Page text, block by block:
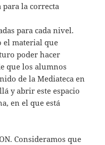
la correcta
para cada nivel.
el material que
poder hacer
que los alumnos
de la Mediateca en
y abrir este espacio
en el que está
Consideramos que